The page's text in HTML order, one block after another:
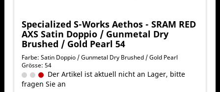
Specialized S-Works Aethos - SRAM RED
AXS Satin Doppio / Gunmetal Dry
Brushed / Gold Pearl 54
Farbe: Satin Doppio / Gunmetal Dry Brushed / Gold Pearl
Grösse: 54
Der Artikel ist aktuell nicht an Lager, bitte
fragen Sie an